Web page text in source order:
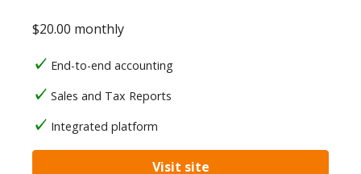
$20.00 monthly
End-to-end accounting
Sales and Tax Reports
Integrated platform
Visit site